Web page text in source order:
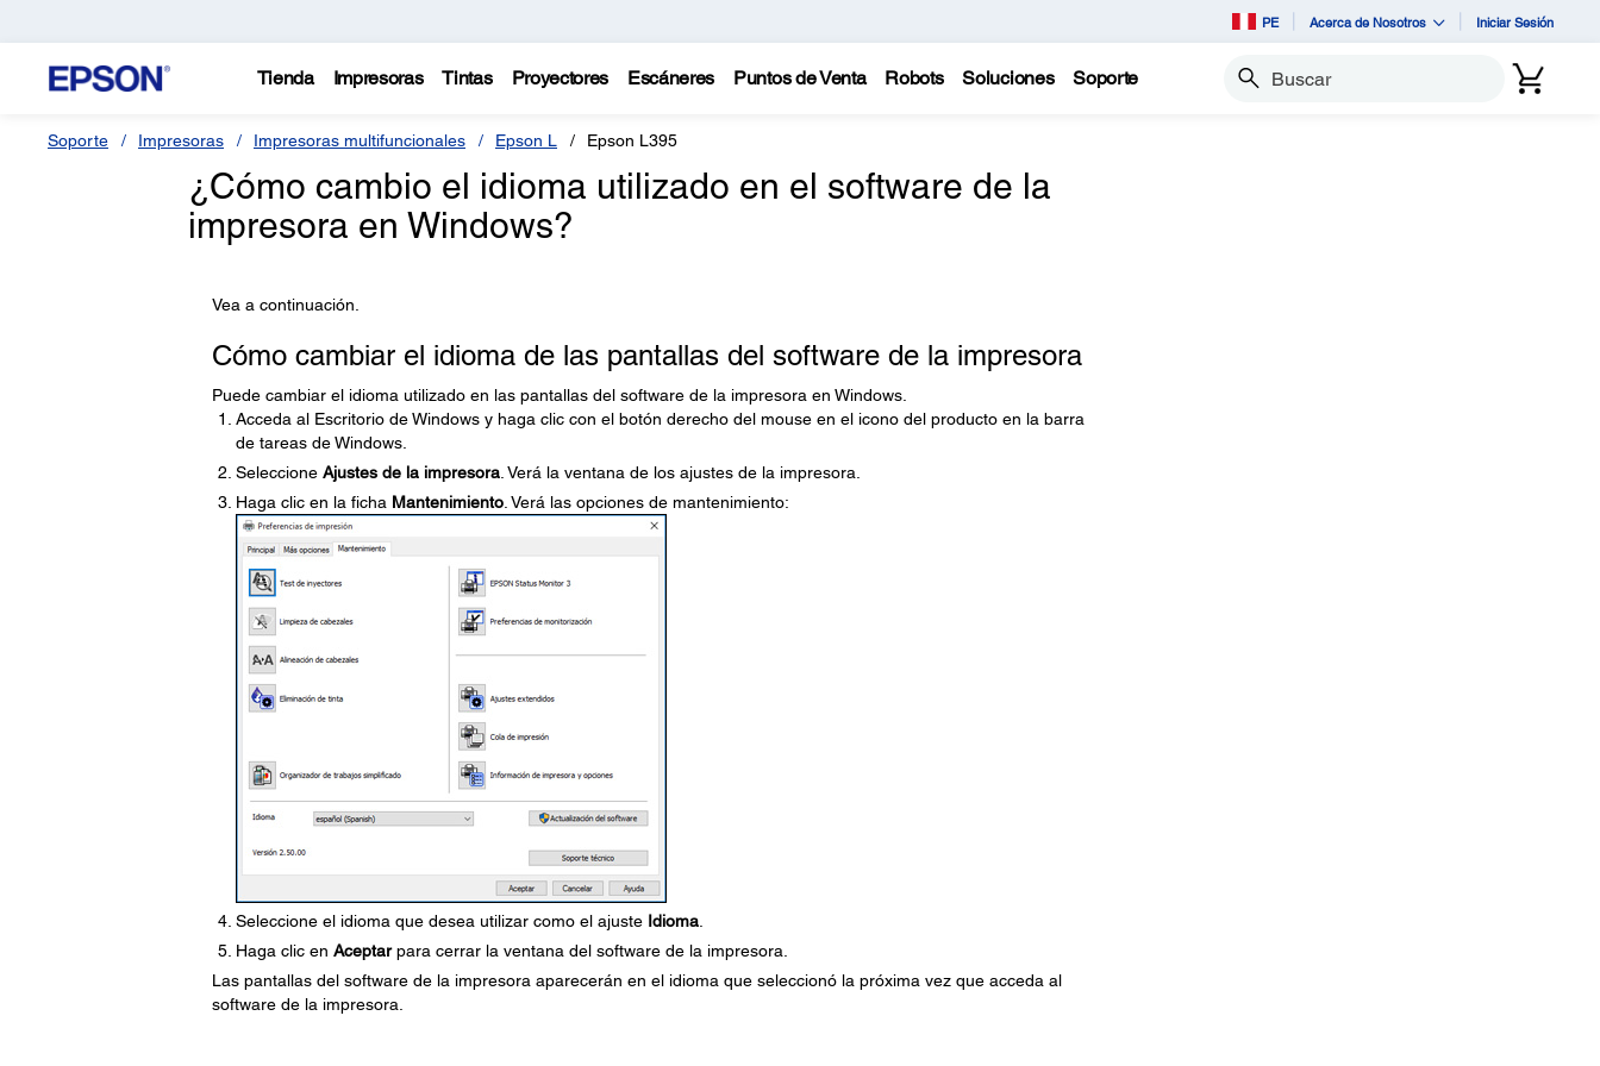
PE Acerca de Nosotros Iniciar Sesión
Tienda Impresoras Tintas Proyectores Escáneres Puntos de Venta Robots Soluciones Soporte Buscar
Soporte Impresoras Impresoras multifuncionales Epson L Epson L395
¿Cómo cambio el idioma utilizado en el software de la
impresora en Windows?
Vea a continuación.
Cómo cambiar el idioma de las pantallas del software de la impresora
Puede cambiar el idioma utilizado en las pantallas del software de la impresora en Windows.
Acceda al Escritorio de Windows y haga clic con el botón derecho del mouse en el icono del producto en la barra
de tareas de Windows.
Seleccione Ajustes de la impresora. Verá la ventana de los ajustes de la impresora.
Haga clic en la ficha Mantenimiento. Verá las opciones de mantenimiento:
Seleccione el idioma que desea utilizar como el ajuste Idioma.
Haga clic en Aceptarpara cerrar la ventana del software de la impresora.
Las pantallas del software de la impresora aparecerán en el idioma que seleccionó la próxima vez que acceda al
software de la impresora.